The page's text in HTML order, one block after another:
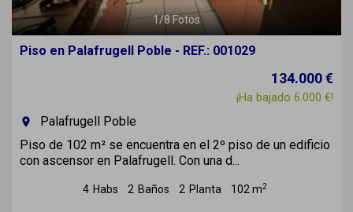
1/8Fotos
Piso en Palafrugell Poble - REF.: 001029
134.000 €
¡Ha bajado 6.000 €!
room
Palafrugell Poble
Piso de 102 m² se encuentra en el 2º piso de un edificio
con ascensor en Palafrugell. Con una d...
4 Habs 2 Baños 2 Planta 102 m2